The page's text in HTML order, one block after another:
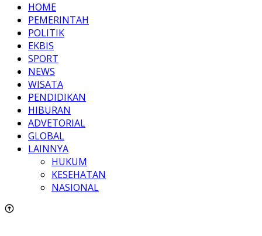
HOME
PEMERINTAH
POLITIK
EKBIS
SPORT
NEWS
WISATA
PENDIDIKAN
HIBURAN
ADVETORIAL
GLOBAL
LAINNYA
HUKUM
KESEHATAN
NASIONAL